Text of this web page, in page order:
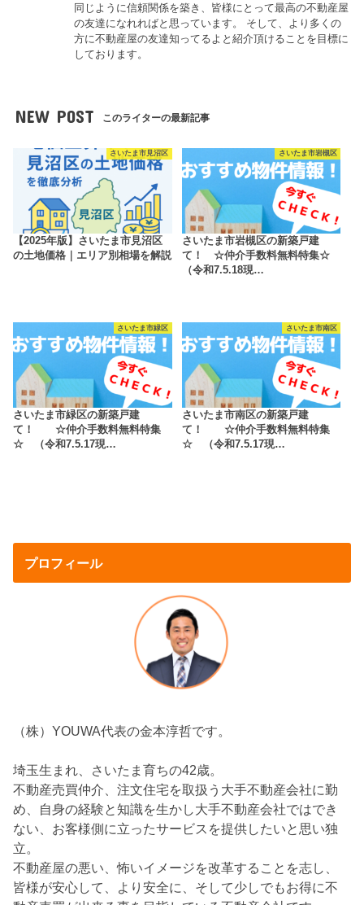
同じように信頼関係を築き、皆様にとって最高の不動産屋
の友達になれればと思っています。 そして、より多くの
方に不動産屋の友達知ってるよと紹介頂けることを目標に
しております。
NEW POST このライターの最新記事
さいたま市見沼区
【2025年版】さいたま市見沼区
の土地価格｜エリア別相場を解説
さいたま市岩槻区
さいたま市岩槻区の新築戸建
て！ ☆仲介手数料無料特集☆
（令和7.5.18現…
さいたま市緑区
さいたま市緑区の新築戸建
て！ ☆仲介手数料無料特集
☆ （令和7.5.17現…
さいたま市南区
さいたま市南区の新築戸建
て！ ☆仲介手数料無料特集
☆ （令和7.5.17現…
プロフィール
（株）YOUWA代表の金本淳哲です。
埼玉生まれ、さいたま育ちの42歳。
不動産売買仲介、注文住宅を取扱う大手不動産会社に勤
め、自身の経験と知識を生かし大手不動産会社ではでき
ない、お客様側に立ったサービスを提供したいと思い独
立。
不動産屋の悪い、怖いイメージを改革することを志し、
皆様が安心して、より安全に、そして少しでもお得に不